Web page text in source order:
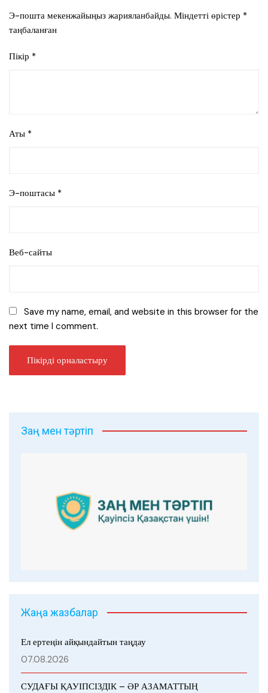
Э-пошта мекенжайыңыз жарияланбайды. Міндетті өрістер *
таңбаланған
Пікір *
Аты *
Э-поштасы *
Веб-сайты
Save my name, email, and website in this browser for the
next time I comment.
Заң мен тәртіп
Жаңа жазбалар
Ел ертеңін айқындайтын таңдау
07.08.2026
СУДАҒЫ ҚАУІПСІЗДІК – ӘР АЗАМАТТЫҢ